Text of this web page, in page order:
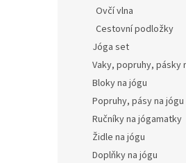
Ovčí vlna
Cestovní podložky
Jóga set
Vaky, popruhy, pásky
Bloky na jógu
Popruhy, pásy na jógu
Ručníky na jógamatky
Židle na jógu
Doplňky na jógu